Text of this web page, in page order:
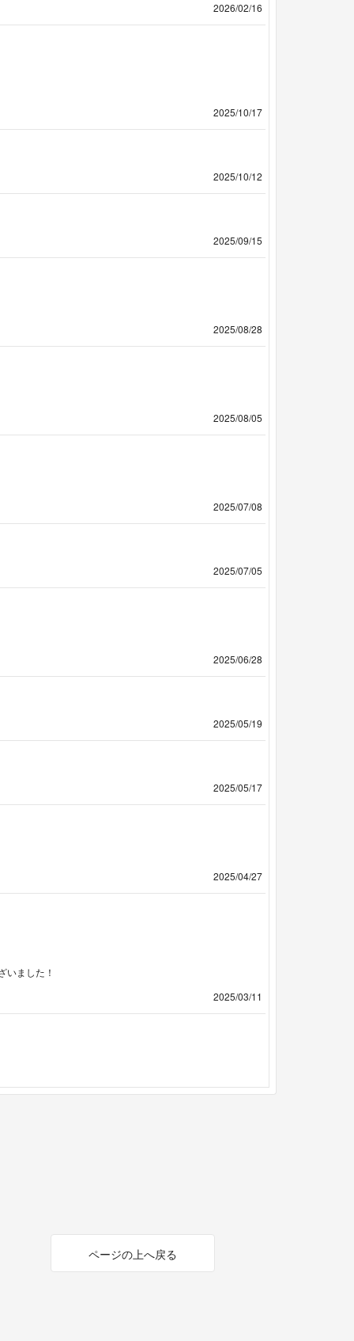
2026/02/16
2025/10/17
2025/10/12
2025/09/15
2025/08/28
2025/08/05
2025/07/08
2025/07/05
2025/06/28
2025/05/19
2025/05/17
2025/04/27
いました！
2025/03/11
ページの上へ戻る